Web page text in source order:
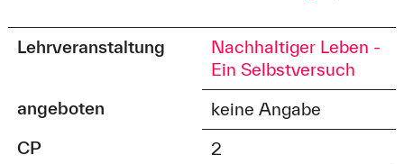
Lehrveranstaltung
Nachhaltiger Leben -
Ein Selbstversuch
angeboten
keine Angabe
CP
2